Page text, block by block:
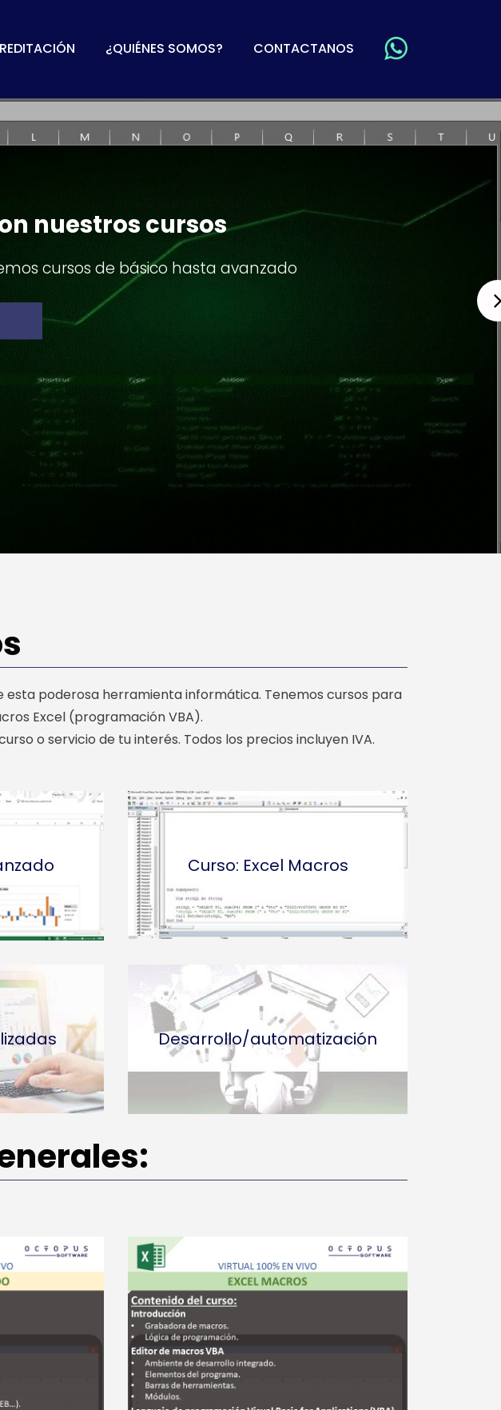
¿QUIÉNES SOMOS? CONTACTANOS
digital
incluir en tu perfil de Linkedin
poderosa herramienta informática. Tenemos cursos para
Excel (programación VBA).
o servicio de tu interés. Todos los precios incluyen IVA.
Curso: Excel Macros
Desarrollo/automatización